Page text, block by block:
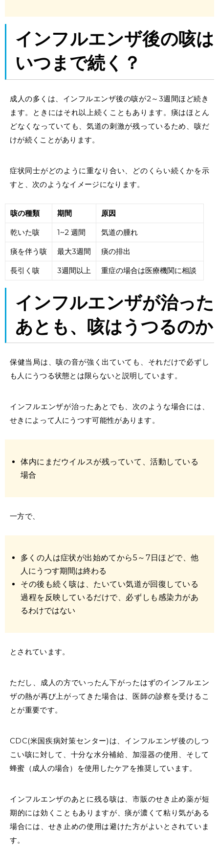
インフルエンザ後の咳は
いつまで続く？
成人の多くは、インフルエンザ後の咳が2～3週間ほど続き
ます。ときにはそれ以上続くこともあります。痰はほとん
どなくなっていても、気道の刺激が残っているため、咳だ
けが続くことがあります。
症状同士がどのように重なり合い、どのくらい続くかを示
すと、次のようなイメージになります。
咳の種類 期間 原因
乾いた咳 1~2 週間 気道の腫れ
痰を伴う咳 最大3週間 痰の排出
長引く咳 3週間以上 重症の場合は医療機関に相談
インフルエンザが治った
あと も、 咳はうつるのか
保健当局は、咳の音が強く出ていても、それだけで必ずし
も人にうつる状態とは限らないと説明しています。
インフルエンザが治ったあとでも、次のような場合には、
せきによって人にうつす可能性があります。
体内にまだウイルスが残っていて、活動している
場合
一方で、
多くの人は症状が出始めてから5～7日ほどで、他
人にうつす期間は終わる
その後も続く咳は、たいてい気道が回復している
過程を反映しているだけで、必ずしも感染力があ
るわけではない
とされています。
ただし、成人の方でいったん下がったはずのインフルエン
ザの熱が再び上がってきた場合は、医師の診察を受けるこ
とが重要です。
CDC(米国疾病対策センター)は、 インフルエンザ後のしつ
こい咳に対して、十分な水分補給、加湿器の使用、そして
蜂蜜（成人の場合）を使用したケア を推奨しています。
インフルエンザのあとに残る咳は、市販のせき止め薬が短
期的には効くこともありますが、痰が濃くて粘り気がある
場合には、せき止めの使用は避けた方がよいとされていま
す。